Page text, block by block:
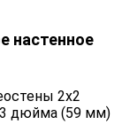
настенное
2х2
дюйма (59 мм)